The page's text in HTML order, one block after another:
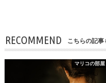
RECOMMEND こちらの記事
マリコの部屋